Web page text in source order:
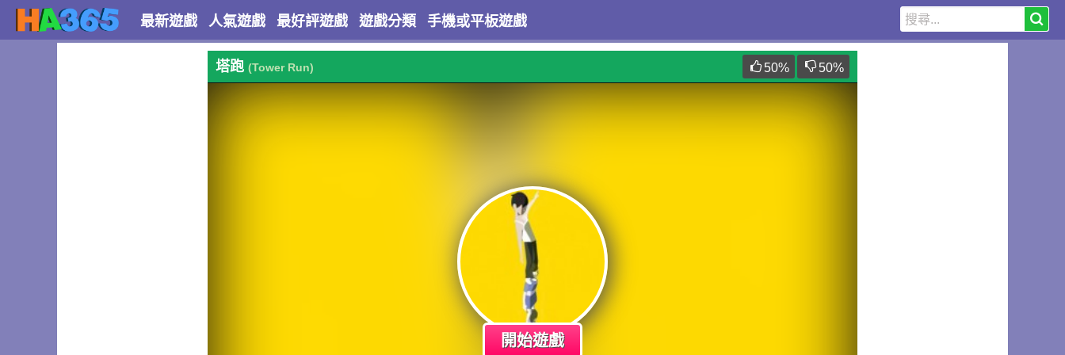
最新遊戲 人氣遊戲 最好評遊戲 遊戲分類 手機或平板遊戲
塔跑 (Tower Run) 50% 50%
開始遊戲